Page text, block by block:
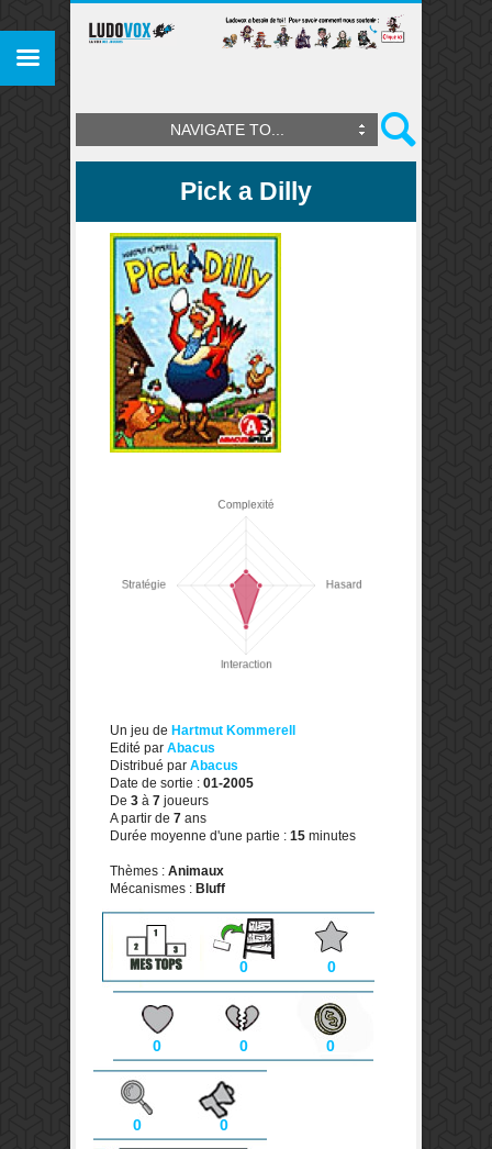
NAVIGATE TO...
Pick a Dilly
Un jeu de Hartmut Kommerell
Edité par Abacus
Distribué par Abacus
Date de sortie : 01-2005
De 3 à 7 joueurs
A partir de 7 ans
Durée moyenne d'une partie : 15 minutes
Thèmes : Animaux
Mécanismes : Bluff
0 0
0 0 0
0 0